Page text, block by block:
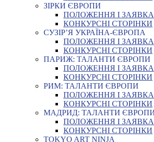
ЗІРКИ ЄВРОПИ
ПОЛОЖЕННЯ І ЗАЯВКА
КОНКУРСНІ СТОРІНКИ
СУЗІР’Я УКРАЇНА-ЄВРОПА
ПОЛОЖЕННЯ І ЗАЯВКА
КОНКУРСНІ СТОРІНКИ
ПАРИЖ: ТАЛАНТИ ЄВРОПИ
ПОЛОЖЕННЯ І ЗАЯВКА
КОНКУРСНІ СТОРІНКИ
РИМ: ТАЛАНТИ ЄВРОПИ
ПОЛОЖЕННЯ І ЗАЯВКА
КОНКУРСНІ СТОРІНКИ
МАДРИД: ТАЛАНТИ
ПОЛОЖЕННЯ І ЗАЯВКА
КОНКУРСНІ СТОРІНКИ
TOKYO ART NINJA